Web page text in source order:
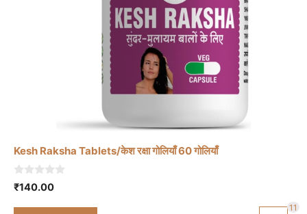
Kesh Raksha Tablets/केश रक्षा गोलियाँ 60 गोलियाँ
0
o
₹140.00
11